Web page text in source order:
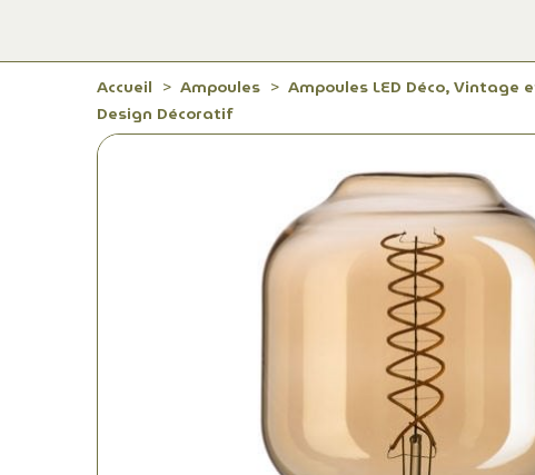
Accueil Ampoules Ampoules LED Déco, Vintage
Design Décoratif